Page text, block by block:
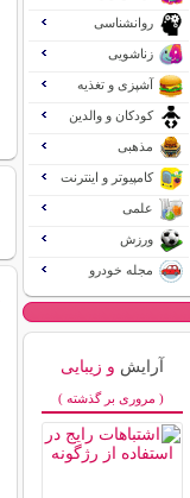
روانشناسی
زناشویی
آشپزی و تغذیه
کودکان و والدین
مذهبی
کامپیوتر و اینترنت
علمی
ورزش
مجله خودرو
آرایش و زیبایی
( مروری بر گذشته )